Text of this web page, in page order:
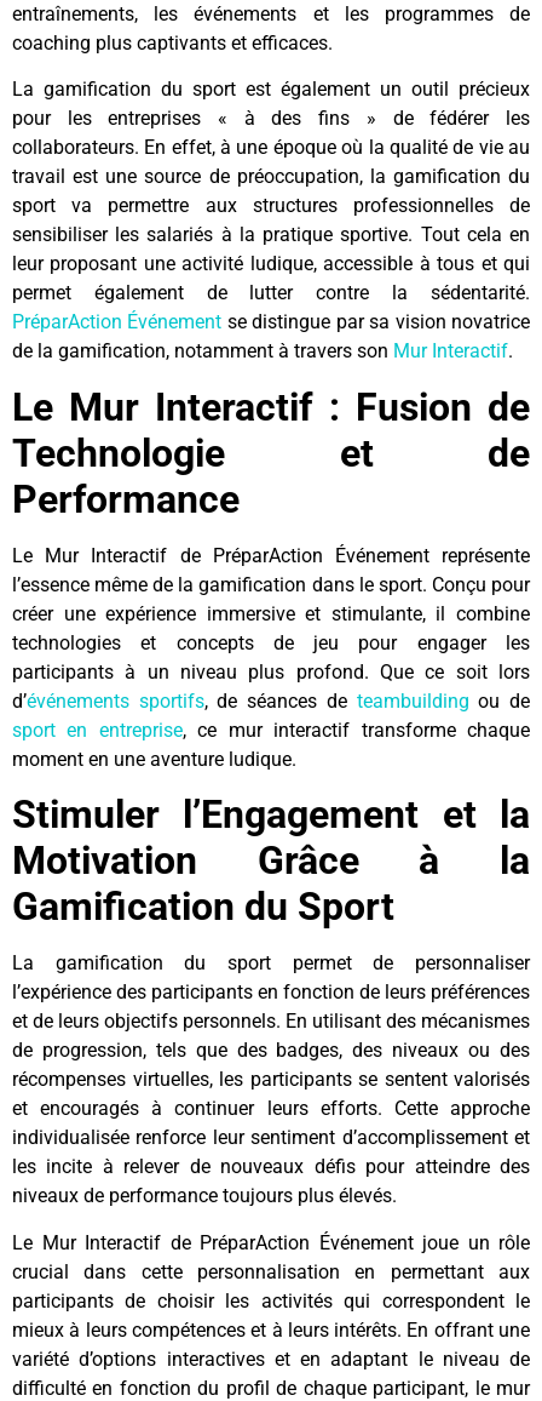
entraînements, les événements et les programmes de
coaching plus captivants et efficaces.
La gamification du sport est également un outil précieux
pour les entreprises « à des fins » de fédérer les
collaborateurs. En effet, à une époque où la qualité de vie au
travail est une source de préoccupation, la gamification du
sport va permettre aux structures professionnelles de
sensibiliser les salariés à la pratique sportive. Tout cela en
leur proposant une activité ludique, accessible à tous et qui
permet également de lutter contre la sédentarité.
PréparAction Événement se distingue par sa vision novatrice
de la gamification, notamment à travers son Mur Interactif.
Le Mur Interactif : Fusion de
Technologie et de
Performance
Le Mur Interactif de PréparAction Événement représente
l’essence même de la gamification dans le sport. Conçu pour
créer une expérience immersive et stimulante, il combine
technologies et concepts de jeu pour engager les
participants à un niveau plus profond. Que ce soit lors
d’événements sportifs, de séances de teambuilding ou de
sport en entreprise, ce mur interactif transforme chaque
moment en une aventure ludique.
Stimuler l’Engagement et la
Motivation Grâce à la
Gamification du Sport
La gamification du sport permet de personnaliser
l’expérience des participants en fonction de leurs préférences
et de leurs objectifs personnels. En utilisant des mécanismes
de progression, tels que des badges, des niveaux ou des
récompenses virtuelles, les participants se sentent valorisés
et encouragés à continuer leurs efforts. Cette approche
individualisée renforce leur sentiment d’accomplissement et
les incite à relever de nouveaux défis pour atteindre des
niveaux de performance toujours plus élevés.
Le Mur Interactif de PréparAction Événement joue un rôle
crucial dans cette personnalisation en permettant aux
participants de choisir les activités qui correspondent le
mieux à leurs compétences et à leurs intérêts. En offrant une
variété d’options interactives et en adaptant le niveau de
difficulté en fonction du profil de chaque participant, le mur